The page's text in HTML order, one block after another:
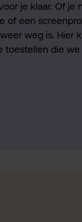
je klaar. Of je
of een
weg is. Hier
toestellen die